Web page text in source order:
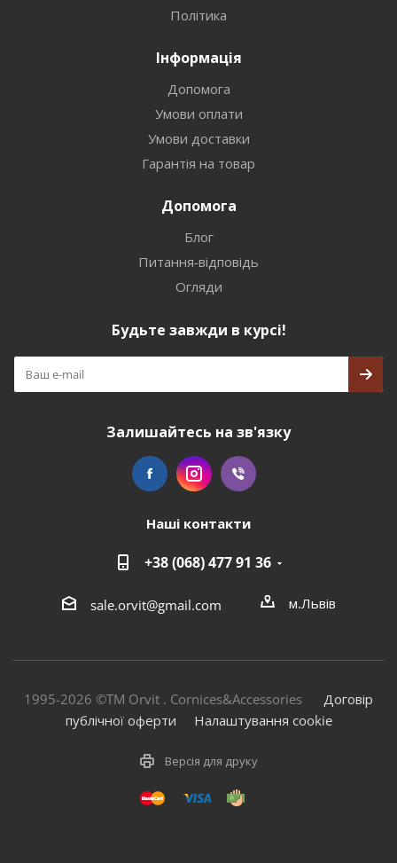
Політика
Інформація
Допомога
Умови оплати
Умови доставки
Гарантія на товар
Допомога
Блог
Питання-відповідь
Огляди
Будьте завжди в курсі!
Залишайтесь на зв'язку
Наші контакти
+38 (068) 477 91 36
sale.orvit@gmail.com м.Львів
1995-2026 ©TM Orvit . Cornices&Accessories Договір
публічної оферти
Налаштування cookie
Версія для друку